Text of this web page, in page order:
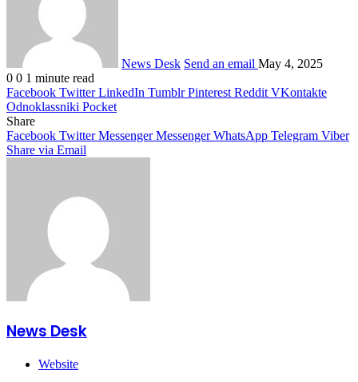
News Desk Send an email May 4, 2025
0 0 1 minute read
Facebook Twitter LinkedIn Tumblr Pinterest Reddit VKontakte
Odnoklassniki Pocket
Share
Facebook Twitter Messenger Messenger WhatsApp Telegram Viber
Share via Email
News Desk
Website